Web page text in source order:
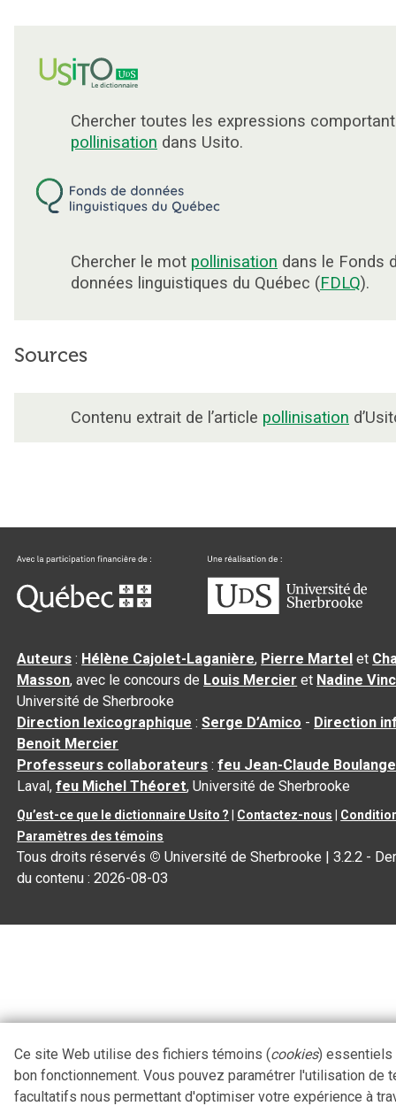
Chercher toutes les expressions
pollinisation dans Usito.
Chercher le mot pollinisation dans le Fonds
données linguistiques du Québec (FDLQ).
Sources
Contenu extrait de l’article pollinisation
Auteurs : Hélène Cajolet-Laganière, Pierre Martel et
Masson, avec le concours de Louis Mercier et Nadine
Université de Sherbrooke
Direction lexicographique :Serge D’Amico - Direction
Benoit Mercier
Professeurs collaborateurs :feu Jean-Claude
Laval,feu Michel Théoret, Université de Sherbrooke
Qu’est-ce que le dictionnaire Usito ? Contactez-nous
Paramètres des témoins
Tous droits réservés © Université de Sherbrooke |3.2.2 -
du contenu :2026-08-03
Ce site Web utilise des fichiers témoins (cookies) essentiels
bon fonctionnement. Vous pouvez paramétrer l'utilisation de
facultatifs nous permettant d'optimiser votre expérience à